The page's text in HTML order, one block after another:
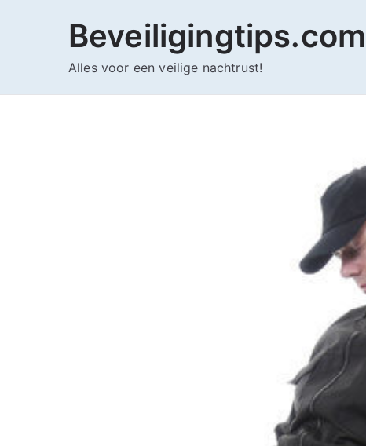
Beveiligingtips.com
Alles voor een veilige nachtrust!